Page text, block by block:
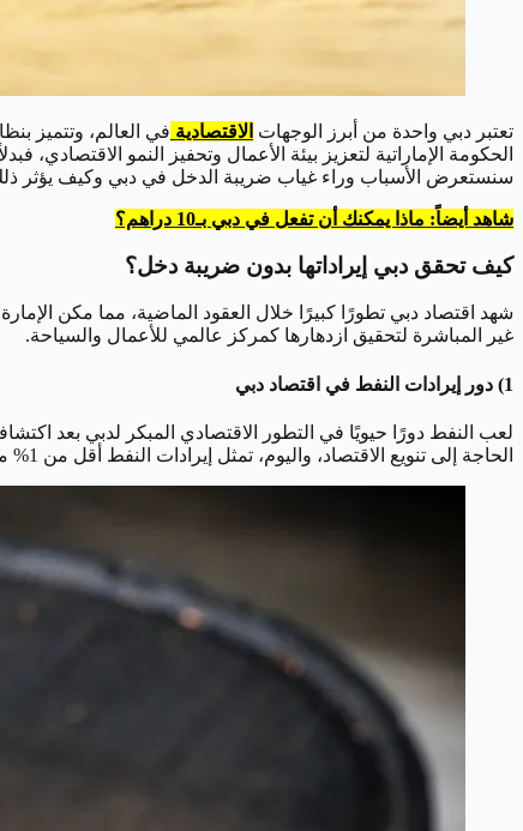
تعتبر دبي واحدة من أبرز الوجهات الاقتصادية في العالم، وتتميز
الحكومة الإماراتية لتعزيز بيئة الأعمال وتحفيز النمو
سنستعرض الأسباب وراء غياب ضريبة الدخل في دبي وكيف يؤثر
شاهد أيضاً: ماذا يمكنك أن تفعل في دبي بـ10 دراهم؟
كيف تحقق دبي إيراداتها بدون ضريبة دخل؟
شهد اقتصاد دبي تطورًا كبيرًا خلال العقود الماضية، مما مكن
غير المباشرة لتحقيق ازدهارها كمركز عالمي للأعمال والسياحة.
1) دور إيرادات النفط في اقتصاد دبي
الحاجة إلى تنويع الاقتصاد، واليوم، تمثل إيرادات النفط أقل من 1% من الناتج المحلي الإجمالي.